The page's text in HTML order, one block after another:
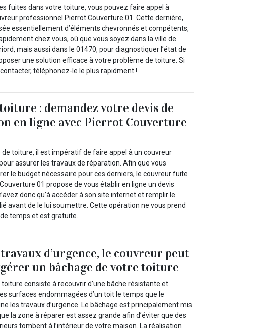
fuites dans votre toiture, vous pouvez faire appel à
professionnel Pierrot Couverture 01. Cette dernière,
essentiellement d’éléments chevronnés et compétents,
chez vous, où que vous soyez dans la ville de
mais aussi dans le 01470, pour diagnostiquer l’état de
une solution efficace à votre problème de toiture. Si
téléphonez-le le plus rapidment !
: demandez votre devis de
en ligne avec Pierrot Couverture
de toiture, il est impératif de faire appel à un couvreur
assurer les travaux de réparation. Afin que vous
le budget nécessaire pour ces derniers, le couvreur fuite
01 propose de vous établir en ligne un devis
donc qu’à accéder à son site internet et remplir le
avant de le lui soumettre. Cette opération ne vous prend
temps et est gratuite.
d’urgence, le couvreur peut
un bâchage de votre toiture
toiture consiste à recouvrir d’une bâche résistante et
surfaces endommagées d’un toit le temps que le
les travaux d’urgence. Le bâchage est principalement mis
la zone à réparer est assez grande afin d’éviter que des
tombent à l’intérieur de votre maison. La réalisation